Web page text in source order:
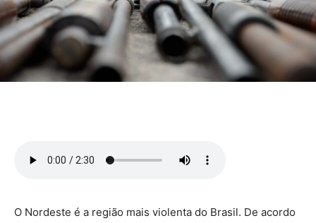
O Nordeste é a região mais violenta do Brasil. De acordo